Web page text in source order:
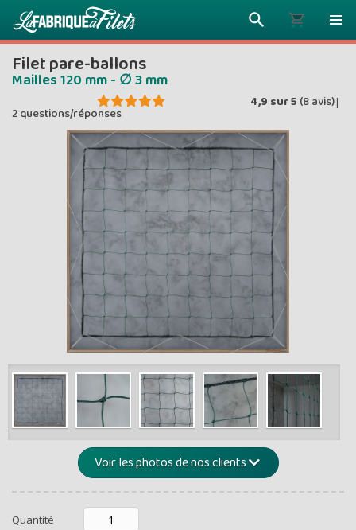
Montants et
de -5%
Plus vous
moins
Prix
ENVOYEZ
Filet pare-ballons
Mailles 120 mm - ∅ 3 mm
4,9 sur5 (8avis)|
2 questions/réponses
Voir les photos de nos clients
Quantité